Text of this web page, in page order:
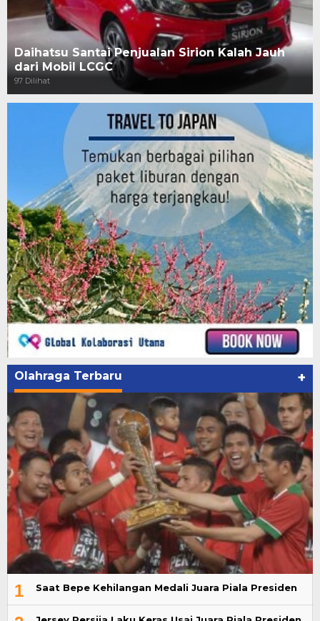
Daihatsu Santai Penjualan Sirion Kalah Jauh
dari Mobil LCGC
97 Dilihat
Olahraga Terbaru +
1 Saat Bepe Kehilangan Medali Juara Piala Presiden